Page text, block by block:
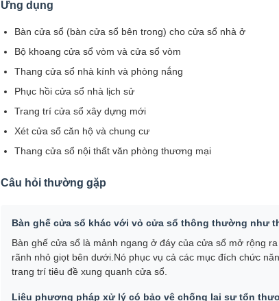
Ứng dụng
Bàn cửa sổ (bàn cửa sổ bên trong) cho cửa sổ nhà ở
Bộ khoang cửa sổ vòm và cửa sổ vòm
Thang cửa sổ nhà kính và phòng nắng
Phục hồi cửa sổ nhà lịch sử
Trang trí cửa sổ xây dựng mới
Xét cửa sổ căn hộ và chung cư
Thang cửa sổ nội thất văn phòng thương mại
Câu hỏi thường gặp
Bàn ghế cửa sổ khác với vỏ cửa sổ thông thường như
Bàn ghế cửa sổ là mảnh ngang ở đáy của cửa sổ mở rộng
rãnh nhỏ giọt bên dưới.Nó phục vụ cả các mục đích chức
trang trí tiêu đề xung quanh cửa sổ.
Liệu phương pháp xử lý có bảo vệ chống lại sự tổn